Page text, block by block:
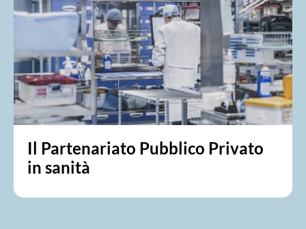
Il Partenariato Pubblico Privato
in sanità